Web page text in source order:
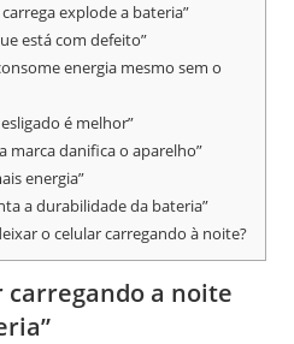
explode a bateria”
está com defeito”
energia mesmo sem o
é melhor”
marca danifica o aparelho”
energia”
a durabilidade da bateria”
o celular carregando à noite?
carregando a noite